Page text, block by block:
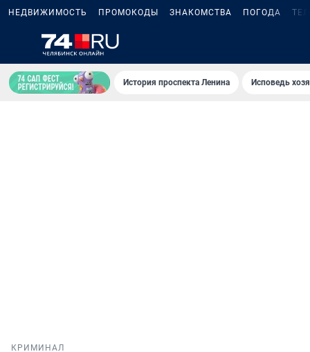
НЕДВИЖИМОСТЬ ПРОМОКОДЫ ЗНАКОМСТВА ПОГОДА
История проспекта Ленина Исповедь
КРИМИНАЛ